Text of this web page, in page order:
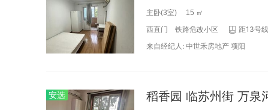
主卧(3室) 15 ㎡
西直门 铁路危改小区
距13号
来自经纪人: 中世禾房地产 项阳
安选 稻香园 临苏州街 万泉